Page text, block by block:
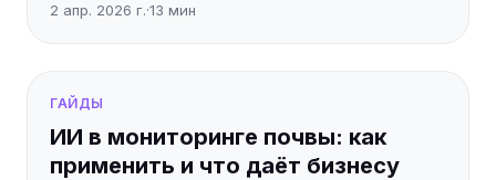
2 апр. 2026 г.·13 мин
ГАЙДЫ
ИИ в мониторинге почвы: как
применить и что даёт бизнесу